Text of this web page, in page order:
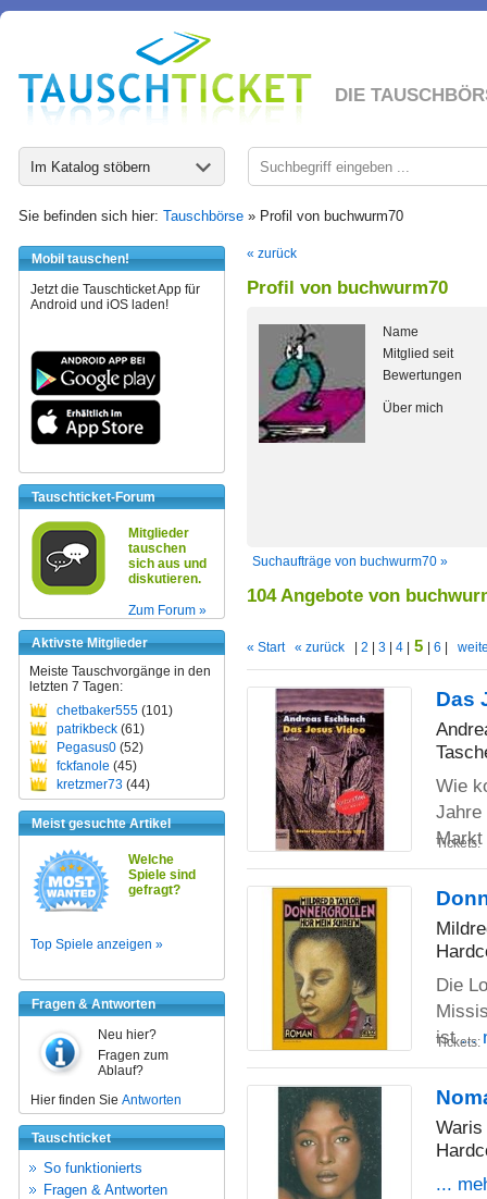
DIE
Im Katalog stöbern
Sie befinden sich hier: Tauschbörse » Profil von buchwurm70
Mobil tauschen!
Jetzt die Tauschticket App für
Android und iOS laden!
Tauschticket-Forum
Mitglieder
tauschen
sich aus und
diskutieren.
Zum Forum »
Aktivste Mitglieder
Meiste Tauschvorgänge in den
letzten 7 Tagen:
chetbaker555 (101)
patrikbeck (61)
Pegasus0 (52)
fckfanole (45)
kretzmer73 (44)
Meist gesuchte Artikel
Welche
Spiele sind
gefragt?
Top Spiele anzeigen »
Fragen & Antworten
Neu hier?
Fragen zum
Ablauf?
Hier finden Sie Antworten
Tauschticket
So funktionierts
Fragen & Antworten
« zurück
Profil von buchwurm70
Name
Mitglied seit
Bewertungen
Über mich
Suchaufträge von buchwurm70 »
104 Angebote von
« Start « zurück 2 3 4 5 6
Das
Wie
Jahre
Markt
Tickets:
Die
ist...
Tickets:
...